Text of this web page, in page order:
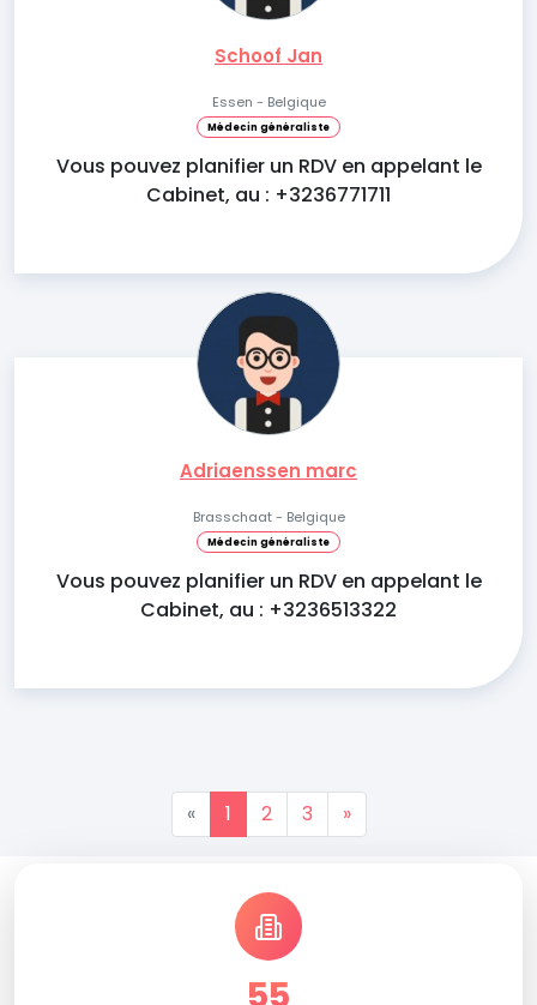
Schoof Jan
Essen - Belgique
Médecin généraliste
Vous pouvez planifier un RDV en appelant le
Cabinet, au : +3236771711
Adriaenssen marc
Brasschaat - Belgique
Médecin généraliste
Vous pouvez planifier un RDV en appelant le
Cabinet, au : +3236513322
« 1 2 3 »
55